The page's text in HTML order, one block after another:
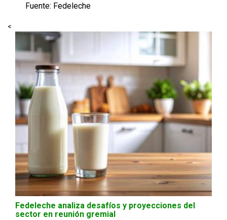
Fuente: Fedeleche
<
Fedeleche analiza desafíos y proyecciones del
sector en reunión gremial